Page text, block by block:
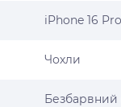
iPhone 16 Pro
Чохли